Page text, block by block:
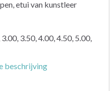
etui van kunstleer
3.50, 4.00, 4.50, 5.00,
beschrijving